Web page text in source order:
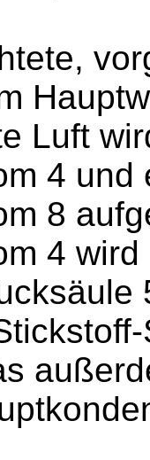
Luft
4 und
8
4